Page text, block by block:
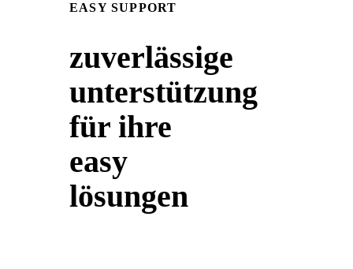
EASY SUPPORT
zuverlässige
unterstützung
für ihre
easy
lösungen